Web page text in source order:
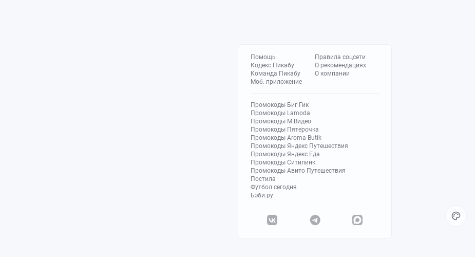
Помощь
Кодекс Пикабу
Команда Пикабу
Моб. приложение
Правила соцсети
О рекомендациях
О компании
Промокоды Биг Гик
Промокоды Lamoda
Промокоды М.Видео
Промокоды Пятерочка
Промокоды Aroma Butik
Промокоды Яндекс Путешествия
Промокоды Яндекс Еда
Промокоды Ситилинк
Промокоды Авито Путешествия
Постила
Футбол сегодня
Бэби.ру